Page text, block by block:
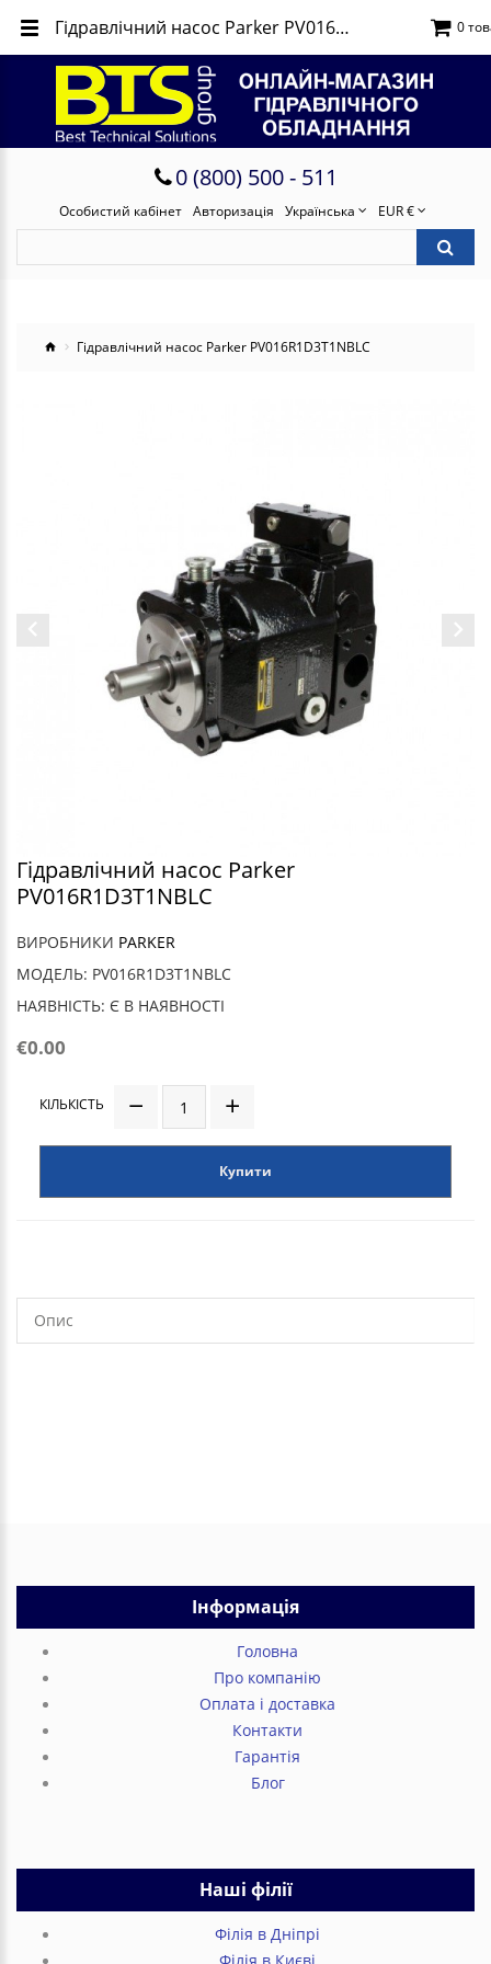
0 (800) 500 - 511
Особистий кабінет Авторизація Українська EUR €
0
Гідравлічний насос Parker PV016R1D3T1NBLC
Гідравлічний насос Parker
PV016R1D3T1NBLC
ВИРОБНИКИ PARKER
МОДЕЛЬ: PV016R1D3T1NBLC
НАЯВНІСТЬ: Є В НАЯВНОСТІ
€0.00
КІЛЬКІСТЬ
Купити
Опис
Інформація
Головна
Про компанію
Оплата і доставка
Контакти
Гарантія
Блог
Наші філії
Філія в Дніпрі
Гідравлічний насос Parker PV016R1D3T1NBLC